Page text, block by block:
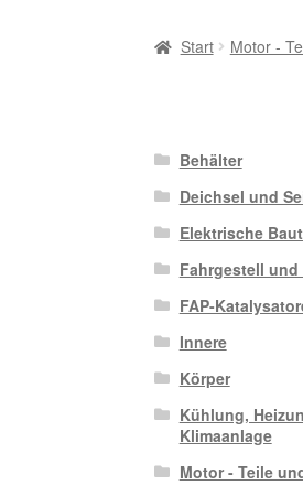
Start Motor -
Behälter
Deichsel und
Elektrische
Fahrgestell und
FAP-
Innere
Körper
Kühlung,
Klimaanlage
Motor - Teile